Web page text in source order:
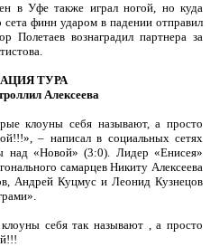
в Уфе также играл ногой, но куда
финн ударом в падении отправил
Полетаев вознаградил партнера за
ТУРА
Алексеева
клоуны себя называют, а просто
– написал в социальных сетях
над «Новой» (3:0). Лидер «Енисея»
самарцев Никиту Алексеева
Андрей Куцмус и Леонид Кузнецов
себя так называют , а просто